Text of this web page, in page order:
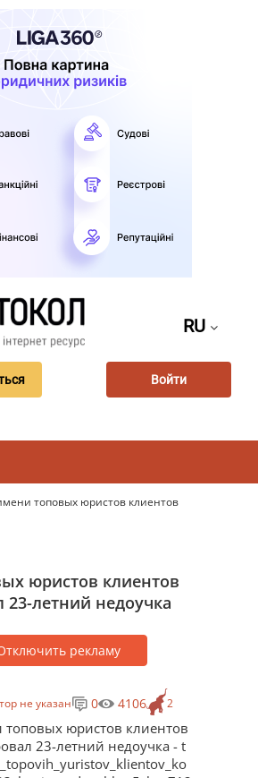
RU
Войти
топовых юристов клиентов
юристов клиентов
23-летний недоучка
рекламу
не указан 2
0 4106